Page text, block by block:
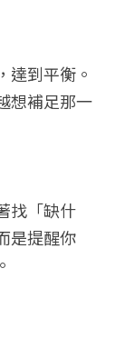
達到平衡。
想補足那一
找「缺什
是提醒你